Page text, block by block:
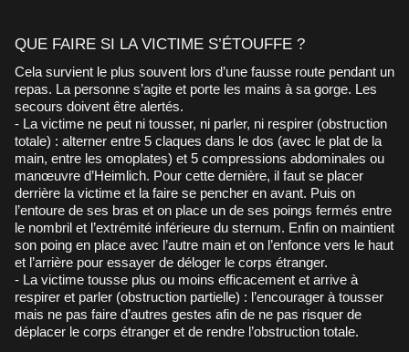
QUE FAIRE SI LA VICTIME S’ÉTOUFFE ?
Cela survient le plus souvent lors d’une fausse route pendant un
repas. La personne s’agite et porte les mains à sa gorge. Les
secours doivent être alertés.
- La victime ne peut ni tousser, ni parler, ni respirer (obstruction
totale) : alterner entre 5 claques dans le dos (avec le plat de la
main, entre les omoplates) et 5 compressions abdominales ou
manœuvre d’Heimlich. Pour cette dernière, il faut se placer
derrière la victime et la faire se pencher en avant. Puis on
l’entoure de ses bras et on place un de ses poings fermés entre
le nombril et l’extrémité inférieure du sternum. Enfin on maintient
son poing en place avec l’autre main et on l’enfonce vers le haut
et l’arrière pour essayer de déloger le corps étranger.
- La victime tousse plus ou moins efficacement et arrive à
respirer et parler (obstruction partielle) : l’encourager à tousser
mais ne pas faire d’autres gestes afin de ne pas risquer de
déplacer le corps étranger et de rendre l’obstruction totale.